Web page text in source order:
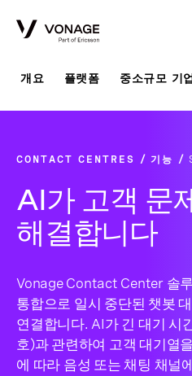
개요 플랫폼 중소규모 기업
CONTACT CENTRES 기능
AI가 고객 문
해결합니다
Vonage Contact Center 솔
통합으로 일시 중단된 챗봇
연결합니다. AI가 긴 대기 시
호)과 관련하여 고객 대기열
에 따라 음성 또는 채팅 채널